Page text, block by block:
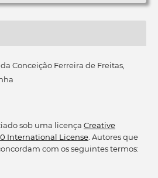
Conceição Ferreira de Freitas,
sob uma licença Creative
International License. Autores que
com os seguintes termos: